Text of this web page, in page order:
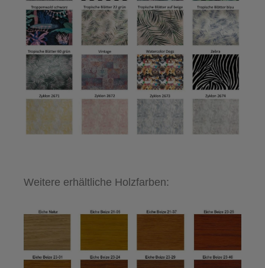
Weitere erhältliche Holzfarben: